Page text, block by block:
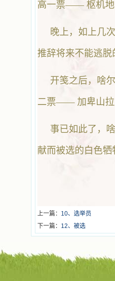
高一票—— 枢机
晚上，如上几
推辞将来不能逃脱
开笺之后，啥
二票—— 加卑山
事已如此了，
献而被选的白色牺
上一篇： 10、选举员
下一篇： 12、被选